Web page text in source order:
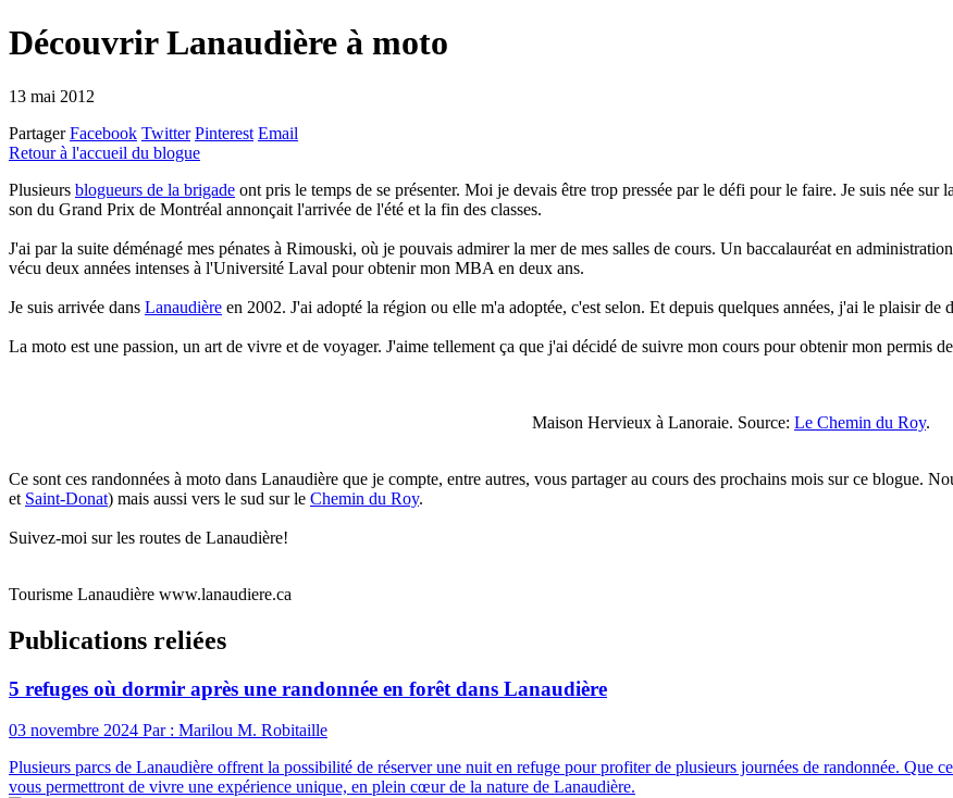
Découvrir Lanaudière à moto
13 mai 2012
Partager Facebook Twitter Pinterest Email
Retour à l'accueil du blogue
Plusieurs blogueurs de la brigade ont pris le temps de se présenter. Moi je devais être trop pressée par le défi pour le faire. Je suis née
son du Grand Prix de Montréal annonçait l'arrivée de l'été et la fin des classes.
J'ai par la suite déménagé mes pénates à Rimouski, où je pouvais admirer la mer de mes salles de cours. Un baccalauréat en
vécu deux années intenses à l'Université Laval pour obtenir mon MBA en deux ans.
Je suis arrivée dans Lanaudière en 2002. J'ai adopté la région ou elle m'a adoptée, c'est selon. Et depuis quelques années, j'ai le plaisir de
La moto est une passion, un art de vivre et de voyager. J'aime tellement ça que j'ai décidé de suivre mon cours pour obtenir mon permis
Maison Hervieux à Lanoraie. Source: Le Chemin du Roy.
Ce sont ces randonnées à moto dans Lanaudière que je compte, entre autres, vous partager au cours des prochains mois sur ce blogue.
et Saint-Donat) mais aussi vers le sud sur le Chemin du Roy.
Suivez-moi sur les routes de Lanaudière!
Tourisme Lanaudière www.lanaudiere.ca
Publications reliées
5 refuges où dormir après une randonnée en forêt dans Lanaudière
03 novembre 2024 Par : Marilou M. Robitaille
Plusieurs parcs de Lanaudière offrent la possibilité de réserver une nuit en refuge pour profiter de plusieurs journées de randonnée. Que
vous permettront de vivre une expérience unique, en plein cœur de la nature de Lanaudière.